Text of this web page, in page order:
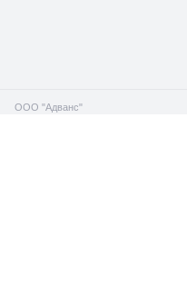
ООО "Адванс"